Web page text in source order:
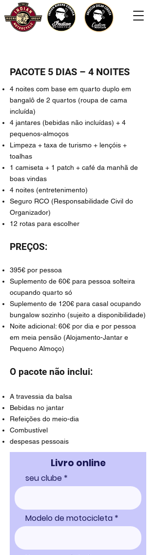
PACOTE 5 DIAS – 4 NOITES
4 noites com base em quarto duplo em
bangalô de 2 quartos (roupa de cama
incluída)
4 jantares (bebidas não incluídas) + 4
pequenos-almoços
Limpeza + taxa de turismo + lençóis +
toalhas
1 camiseta + 1 patch + café da manhã de
boas vindas
4 noites (entretenimento)
Seguro RCO (Responsabilidade Civil do
Organizador)
12 rotas para escolher
PREÇOS:
395€ por pessoa
Suplemento de 60€ para pessoa solteira
ocupando quarto só
Suplemento de 120€ para casal ocupando
bungalow sozinho (sujeito a disponibilidade)
Noite adicional: 60€ por dia e por pessoa
em meia pensão (Alojamento-Jantar e
Pequeno Almoço)
O pacote não inclui:
A travessia da balsa
Bebidas no jantar
Refeições do meio-dia
Combustível
despesas pessoais
Livro online
seu clube
Modelo de motocicleta